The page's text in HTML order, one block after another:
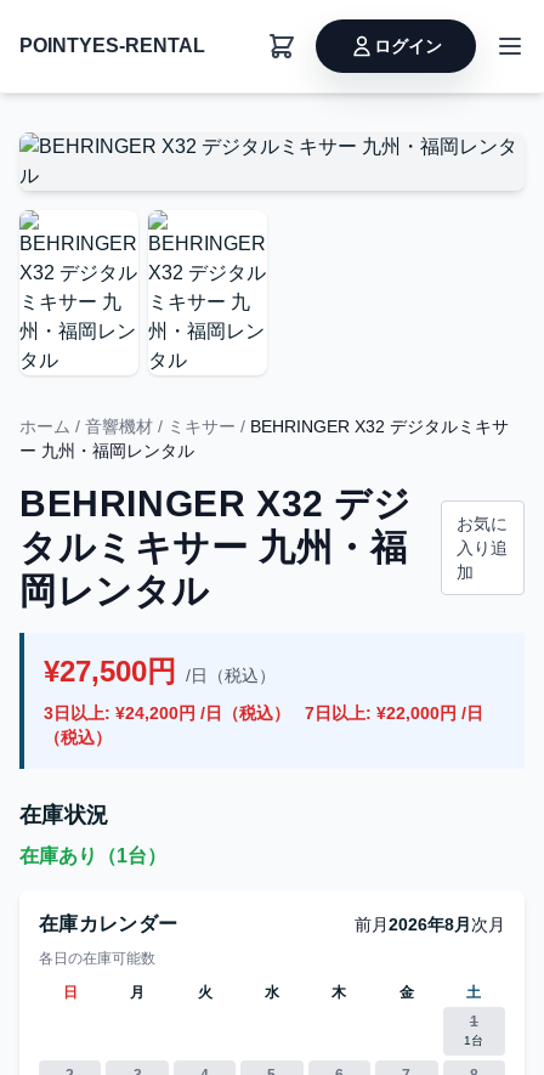
POINTYES-RENTAL ログイン
ホーム / 音響機材 / ミキサー / BEHRINGER X32 デジタルミキサ
ー 九州・福岡レンタル
BEHRINGER X32 デジ
タルミキサー 九州・福
岡レンタル
お気に
入り追
加
¥27,500円
/日（税込）
3日以上: ¥24,200円 /日（税込）
7日以上: ¥22,000円 /日
（税込）
在庫状況
在庫あり（1台）
在庫カレンダー 前月2026年8月 次月
各日の在庫可能数
日
月 火 水 木 金
土
1
1台